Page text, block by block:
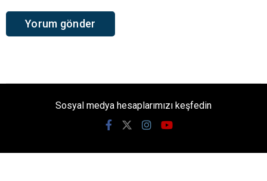
Sosyal medya hesaplarımızı keşfedin